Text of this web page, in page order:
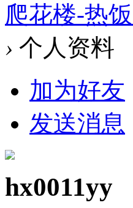
爬花楼-热
› 个人资料
加为好友
发送消息
hx0011yy